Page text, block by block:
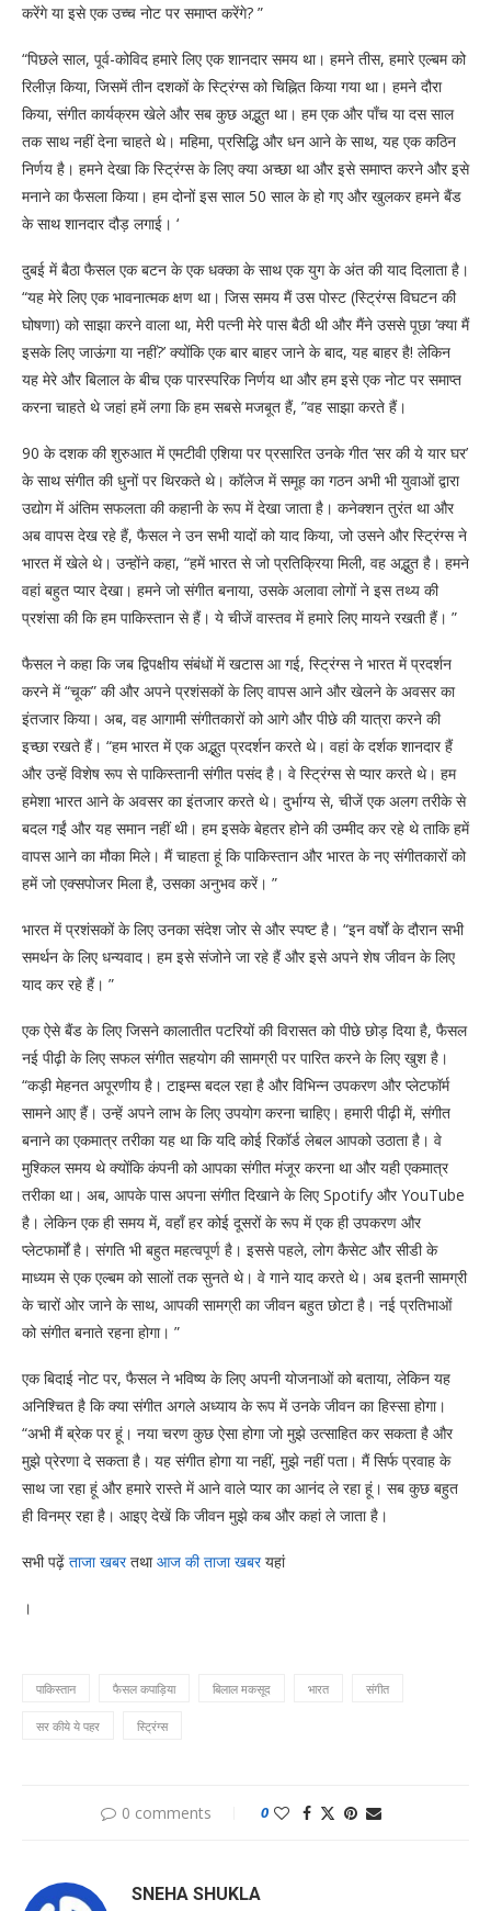
करेंगे या इसे एक उच्च नोट पर समाप्त करेंगे? ”
“पिछले साल, पूर्व-कोविद हमारे लिए एक शानदार समय था। हमने तीस, हमारे एल्बम को
रिलीज़ किया, जिसमें तीन दशकों के स्ट्रिंग्स को चिह्नित किया गया था। हमने दौरा
किया, संगीत कार्यक्रम खेले और सब कुछ अद्भुत था। हम एक और पाँच या दस साल
तक साथ नहीं देना चाहते थे। महिमा, प्रसिद्धि और धन आने के साथ, यह एक कठिन
निर्णय है। हमने देखा कि स्ट्रिंग्स के लिए क्या अच्छा था और इसे समाप्त करने और इसे
मनाने का फैसला किया। हम दोनों इस साल 50 साल के हो गए और खुलकर हमने बैंड
के साथ शानदार दौड़ लगाई। ‘
दुबई में बैठा फैसल एक बटन के एक धक्का के साथ एक युग के अंत की याद दिलाता है।
“यह मेरे लिए एक भावनात्मक क्षण था। जिस समय मैं उस पोस्ट (स्ट्रिंग्स विघटन की
घोषणा) को साझा करने वाला था, मेरी पत्नी मेरे पास बैठी थी और मैंने उससे पूछा ‘क्या मैं
इसके लिए जाऊंगा या नहीं?’ क्योंकि एक बार बाहर जाने के बाद, यह बाहर है! लेकिन
यह मेरे और बिलाल के बीच एक पारस्परिक निर्णय था और हम इसे एक नोट पर समाप्त
करना चाहते थे जहां हमें लगा कि हम सबसे मजबूत हैं, ”वह साझा करते हैं।
90 के दशक की शुरुआत में एमटीवी एशिया पर प्रसारित उनके गीत ‘सर की ये यार घर’
के साथ संगीत की धुनों पर थिरकते थे। कॉलेज में समूह का गठन अभी भी युवाओं द्वारा
उद्योग में अंतिम सफलता की कहानी के रूप में देखा जाता है। कनेक्शन तुरंत था और
अब वापस देख रहे हैं, फैसल ने उन सभी यादों को याद किया, जो उसने और स्ट्रिंग्स ने
भारत में खेले थे। उन्होंने कहा, “हमें भारत से जो प्रतिक्रिया मिली, वह अद्भुत है। हमने
वहां बहुत प्यार देखा। हमने जो संगीत बनाया, उसके अलावा लोगों ने इस तथ्य की
प्रशंसा की कि हम पाकिस्तान से हैं। ये चीजें वास्तव में हमारे लिए मायने रखती हैं। ”
फैसल ने कहा कि जब द्विपक्षीय संबंधों में खटास आ गई, स्ट्रिंग्स ने भारत में प्रदर्शन
करने में “चूक” की और अपने प्रशंसकों के लिए वापस आने और खेलने के अवसर का
इंतजार किया। अब, वह आगामी संगीतकारों को आगे और पीछे की यात्रा करने की
इच्छा रखते हैं। “हम भारत में एक अद्भुत प्रदर्शन करते थे। वहां के दर्शक शानदार हैं
और उन्हें विशेष रूप से पाकिस्तानी संगीत पसंद है। वे स्ट्रिंग्स से प्यार करते थे। हम
हमेशा भारत आने के अवसर का इंतजार करते थे। दुर्भाग्य से, चीजें एक अलग तरीके से
बदल गईं और यह समान नहीं थी। हम इसके बेहतर होने की उम्मीद कर रहे थे ताकि हमें
वापस आने का मौका मिले। मैं चाहता हूं कि पाकिस्तान और भारत के नए संगीतकारों को
हमें जो एक्सपोजर मिला है, उसका अनुभव करें। ”
भारत में प्रशंसकों के लिए उनका संदेश जोर से और स्पष्ट है। “इन वर्षों के दौरान सभी
समर्थन के लिए धन्यवाद। हम इसे संजोने जा रहे हैं और इसे अपने शेष जीवन के लिए
याद कर रहे हैं। ”
एक ऐसे बैंड के लिए जिसने कालातीत पटरियों की विरासत को पीछे छोड़ दिया है, फैसल
नई पीढ़ी के लिए सफल संगीत सहयोग की सामग्री पर पारित करने के लिए खुश है।
“कड़ी मेहनत अपूरणीय है। टाइम्स बदल रहा है और विभिन्न उपकरण और प्लेटफॉर्म
सामने आए हैं। उन्हें अपने लाभ के लिए उपयोग करना चाहिए। हमारी पीढ़ी में, संगीत
बनाने का एकमात्र तरीका यह था कि यदि कोई रिकॉर्ड लेबल आपको उठाता है। वे
मुश्किल समय थे क्योंकि कंपनी को आपका संगीत मंजूर करना था और यही एकमात्र
तरीका था। अब, आपके पास अपना संगीत दिखाने के लिए Spotify और YouTube
है। लेकिन एक ही समय में, वहाँ हर कोई दूसरों के रूप में एक ही उपकरण और
प्लेटफार्मों है। संगति भी बहुत महत्वपूर्ण है। इससे पहले, लोग कैसेट और सीडी के
माध्यम से एक एल्बम को सालों तक सुनते थे। वे गाने याद करते थे। अब इतनी सामग्री
के चारों ओर जाने के साथ, आपकी सामग्री का जीवन बहुत छोटा है। नई प्रतिभाओं
को संगीत बनाते रहना होगा। ”
एक बिदाई नोट पर, फैसल ने भविष्य के लिए अपनी योजनाओं को बताया, लेकिन यह
अनिश्चित है कि क्या संगीत अगले अध्याय के रूप में उनके जीवन का हिस्सा होगा।
“अभी मैं ब्रेक पर हूं। नया चरण कुछ ऐसा होगा जो मुझे उत्साहित कर सकता है और
मुझे प्रेरणा दे सकता है। यह संगीत होगा या नहीं, मुझे नहीं पता। मैं सिर्फ प्रवाह के
साथ जा रहा हूं और हमारे रास्ते में आने वाले प्यार का आनंद ले रहा हूं। सब कुछ बहुत
ही विनम्र रहा है। आइए देखें कि जीवन मुझे कब और कहां ले जाता है।
सभी पढ़ें ताजा खबरतथाआज की ताजा खबरयहां
।
पाकिस्तान फैसल कपाड़िया बिलाल मकसूद भारत संगीत
सर कीये ये पहर स्ट्रिंग्स
0 comments 0
SNEHA SHUKLA